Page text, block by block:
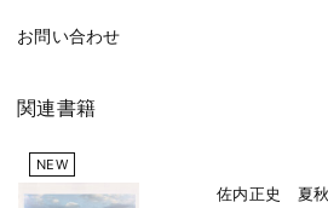
お問い合わせ
関連書籍
NEW
佐内正史 夏